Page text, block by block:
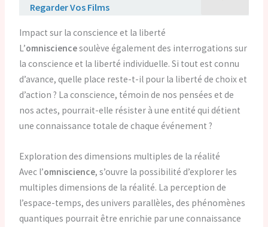
Regarder Vos Films
Impact sur la conscience et la liberté
L’omnisciencesoulève également des interrogations sur
la conscience et la liberté individuelle. Si tout est connu
d’avance, quelle place reste-t-il pour la liberté de choix et
d’action ? La conscience, témoin de nos pensées et de
nos actes, pourrait-elle résister à une entité qui détient
une connaissance totale de chaque événement ?
Exploration des dimensions multiples de la réalité
Avec l’omniscience, s’ouvre la possibilité d’explorer les
multiples dimensions de la réalité. La perception de
l’espace-temps, des univers parallèles, des phénomènes
quantiques pourrait être enrichie par une connaissance